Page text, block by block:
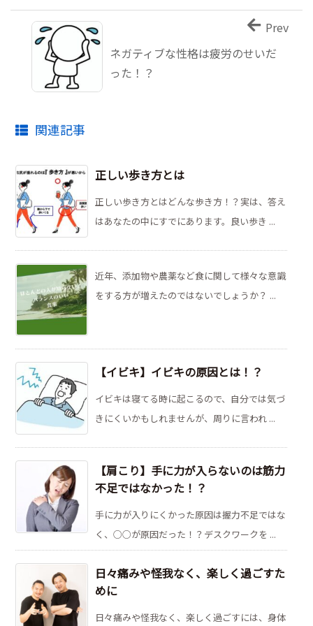
ネガティブな性格は疲労のせいだ
った！？
Prev
関連記事
正しい歩き方とは
正しい歩き方とはどんな歩き方！？実は、答え
はあなたの中にすでにあります。良い歩き ...
近年、添加物や農薬など食に関して様々な意識
をする方が増えたのではないでしょうか？ ...
【イビキ】イビキの原因とは！？
イビキは寝てる時に起こるので、自分では気づ
きにくいかもしれませんが、周りに言われ ...
【肩こり】手に力が入らないのは筋力
不足ではなかった！？
手に力が入りにくかった原因は握力不足ではな
く、○○が原因だった！？デスクワークを ...
日々痛みや怪我なく、楽しく過ごすた
めに
日々痛みや怪我なく、楽しく過ごすには、身体